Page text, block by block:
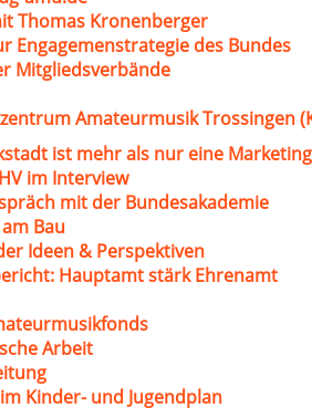
Thomas Kronenberger
Engagemenstrategie des Bundes
Mitgliedsverbände
Amateurmusik Trossingen
ist mehr als nur eine
im Interview
mit der Bundesakademie
Bau
Ideen & Perspektiven
Hauptamt stärk Ehrenamt
Arbeit
Kinder- und Jugendplan